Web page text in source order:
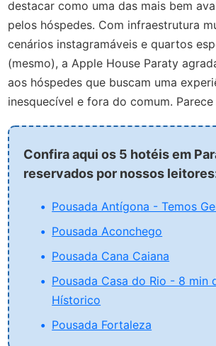
destacar como uma das mais bem
pelos hóspedes. Com infraestrutura
cenários instagramáveis e quartos
(mesmo), a Apple House Paraty
aos hóspedes que buscam uma
inesquecível e fora do comum.
Confira aqui os 5 hotéis em
reservados por nossos
Pousada Antígona - Temos
Pousada Aconchego
Pousada Cana Caiana
Pousada Casa do Rio - 8 min
Hístorico
Pousada Fortaleza